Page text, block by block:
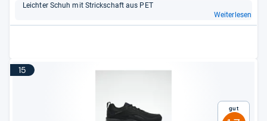
Leich­ter Schuh mit Strick­schaft aus PET
Weiterlesen
15
Gut